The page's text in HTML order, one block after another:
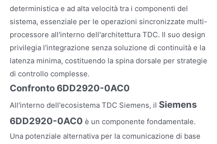
deterministica e ad alta velocità tra i componenti del
sistema, essenziale per le operazioni sincronizzate multi-
processore all'interno dell'architettura TDC. Il suo design
privilegia l'integrazione senza soluzione di continuità e la
latenza minima, costituendo la spina dorsale per strategie
di controllo complesse.
Confronto 6DD2920-0AC0
All'interno dell'ecosistema TDC Siemens, il Siemens
6DD2920-0AC0 è un componente fondamentale.
Una potenziale alternativa per la comunicazione di base